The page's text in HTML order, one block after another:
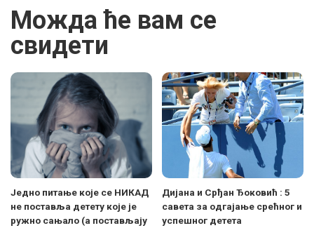
Можда ће вам се
свидети
Једно питање које се НИКАД
не поставља детету које је
ружно сањало (а постављају
Дијана и Срђан Ђоковић : 5
савета за одгајање срећног и
успешног детета